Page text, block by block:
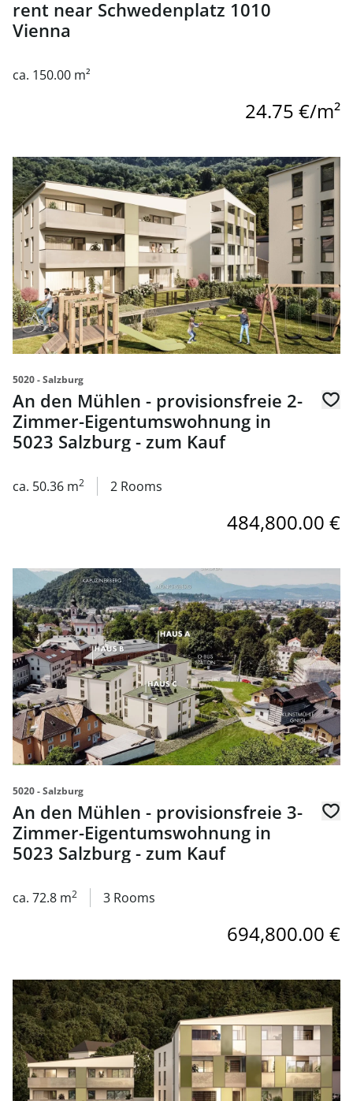
rent near Schwedenplatz 1010
Vienna
ca. 150.00 m²
24.75 €/m²
link to page An den Mühlen - provisionsfreie 2-Zimmer-
5020 - Salzburg
An den Mühlen - provisionsfreie 2-
Zimmer-Eigentumswohnung in
5023 Salzburg - zum Kauf
ca. 50.36 m2 2 Rooms
484,800.00 €
link to page An den Mühlen - provisionsfreie 3-Zimmer-
5020 - Salzburg
An den Mühlen - provisionsfreie 3-
Zimmer-Eigentumswohnung in
5023 Salzburg - zum Kauf
ca. 72.8 m2 3 Rooms
694,800.00 €
link to page An den Mühlen - provisionsfreie 3-Zimmer-